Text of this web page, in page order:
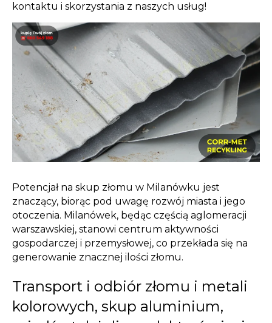
kontaktu i skorzystania z naszych usług!
Potencjał na skup złomu w Milanówku jest
znaczący, biorąc pod uwagę rozwój miasta i jego
otoczenia. Milanówek, będąc częścią aglomeracji
warszawskiej, stanowi centrum aktywności
gospodarczej i przemysłowej, co przekłada się na
generowanie znacznej ilości złomu.
Transport i odbiór złomu i metali
kolorowych, skup aluminium,